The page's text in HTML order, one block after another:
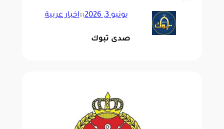
يونيو 3, 2026 ::اخبار عربية
صدى تبوك